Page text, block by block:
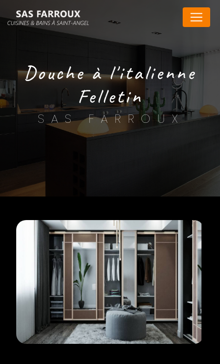
douche à l'italienne
Felletin
SAS FARROUX